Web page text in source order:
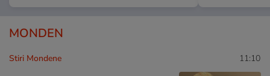
MONDEN
Stiri Mondene 11:10